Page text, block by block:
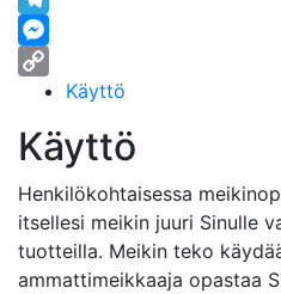
Telegram
Messenger
Copy Käyttö
Käyttö
Henkilökohtaisessa
itsellesi meikin juuri Sinulle
tuotteilla. Meikin teko
ammattimeikkaaja opastaa